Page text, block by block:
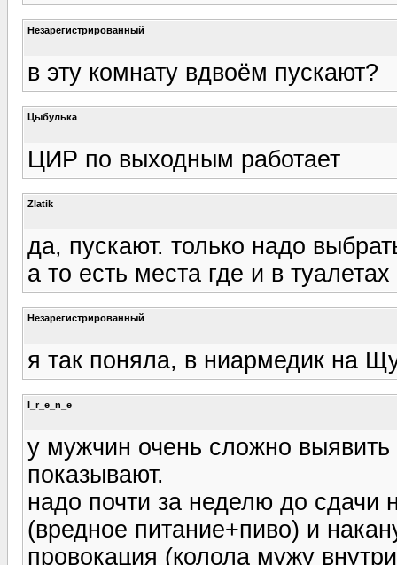
Незарегистрированный
в эту комнату вдвоём пускают?
Цыбулька
ЦИР по выходным работает
Zlatik
да, пускают. только надо
а то есть места где и в
Незарегистрированный
я так поняла, в ниармедик на
I_r_e_n_e
у мужчин очень сложно
показывают.
надо почти за неделю до сдачи
(вредное питание+пиво) и
провокация (колола мужу